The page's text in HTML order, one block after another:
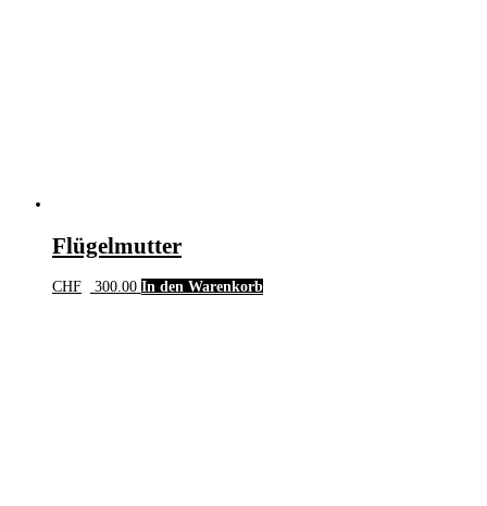
Flügelmutter
CHF 300.00 In den Warenkorb